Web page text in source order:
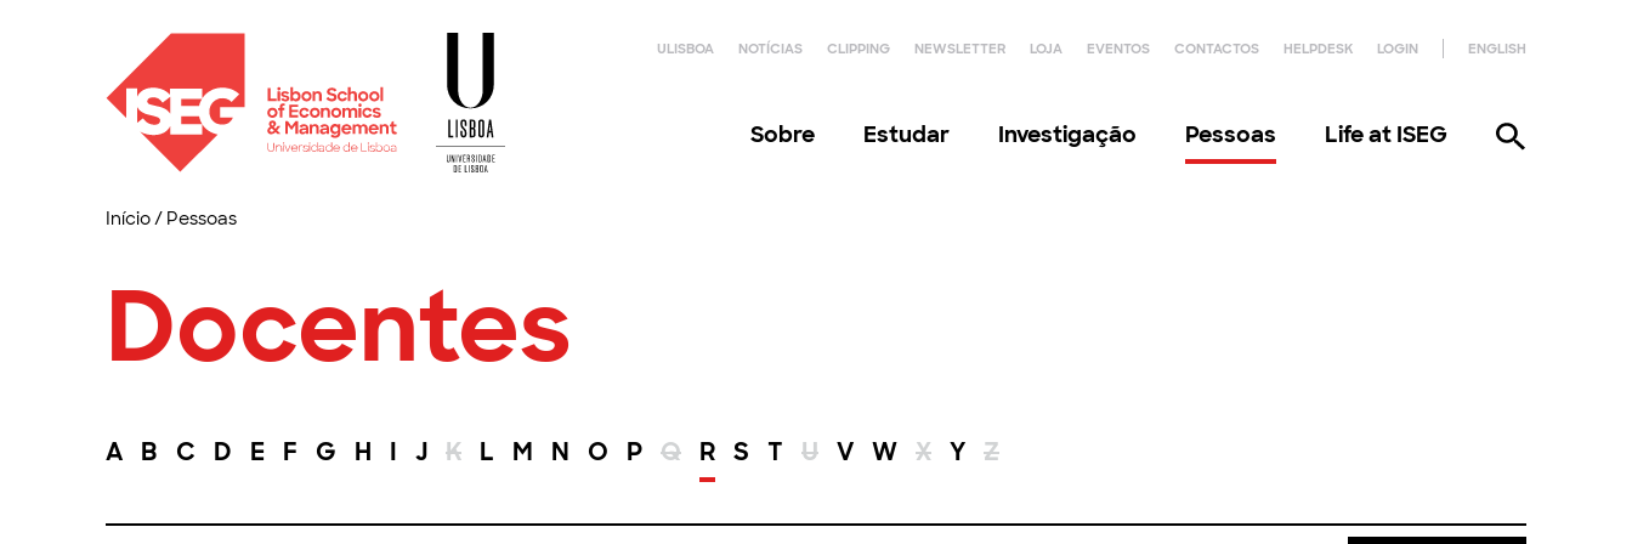
ULISBOA NOTÍCIAS CLIPPING NEWSLETTER LOJA EVENTOS CONTACTOS HELPDESK LOGIN ENGLISH
Sobre Estudar Investigação Pessoas Life at ISEG
Início/ Pessoas
Docentes
A B C D E F G H I J K L M N O P Q R S T U V W X Y Z